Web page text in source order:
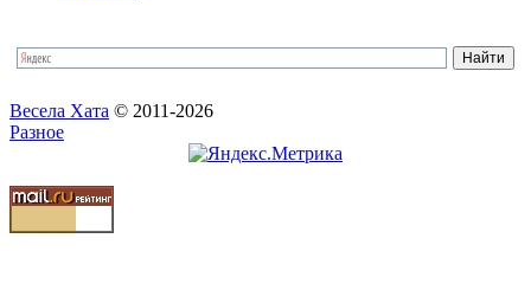
Весела Хата © 2011-2026
Разное